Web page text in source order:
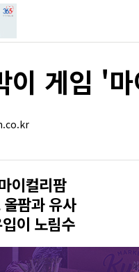
이 게임 '
이컬리팜
팜과 유사
이 노림수